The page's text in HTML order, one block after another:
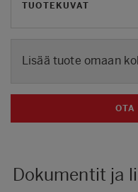
TUOTEKUVAT
Lisää tuote omaan
OTA
Dokumentit ja